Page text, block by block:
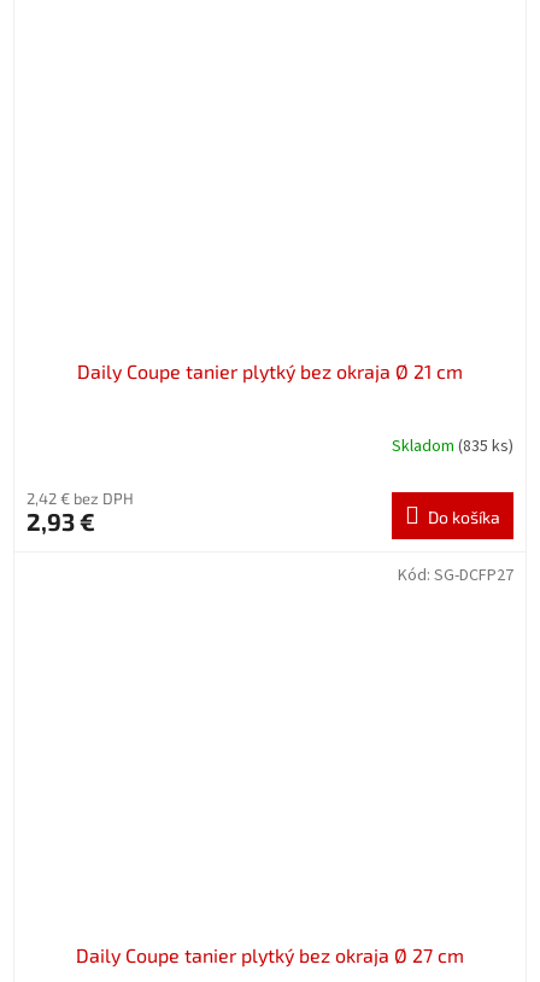
Daily Coupe tanier plytký bez okraja Ø 21 cm
Skladom (835 ks)
2,42 € bez DPH
2,93 € Do košíka
Daily Coupe tanier plytký bez okraja Ø 27 cm
Kód: SG-DCFP27